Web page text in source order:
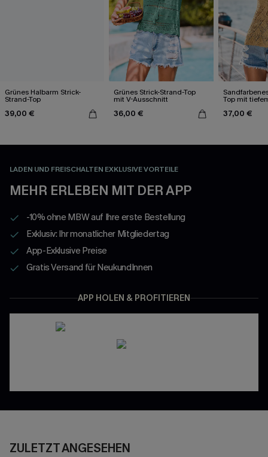
Grünes Halbarm Strick-
Strand-Top
39,00 €
Grünes Strick-Strand-Top
mit V-Ausschnitt
36,00 €
Top mit
37,00 €
LADEN UND FREISCHALTEN EXKLUSIVE VORTEILE
MEHR ERLEBEN MIT DER APP
-10% ohne MBW auf Ihre erste Bestellung
Exklusiv: Ihr monatlicher Mitgliedertag
App-Exklusive Preise
Gratis Versand für NeukundInnen
APP HOLEN & PROFITIEREN
ZULETZT ANGESEHEN